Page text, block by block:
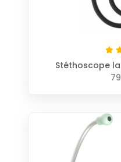
Stéthoscope